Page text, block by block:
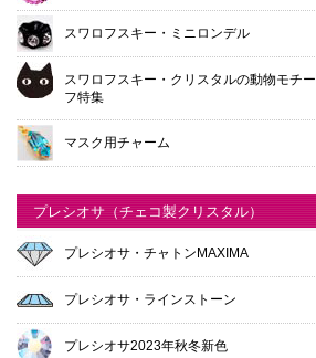
スワロフスキー・ミニロンデル
スワロフスキー・クリスタルの動物モチー
フ特集
マスク用チャーム
プレシオサ（チェコ製クリスタル）
プレシオサ・チャトンMAXIMA
プレシオサ・ラインストーン
プレシオサ2023年秋冬新色